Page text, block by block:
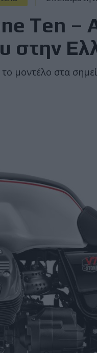
Ten –
στην
μοντέλο στα